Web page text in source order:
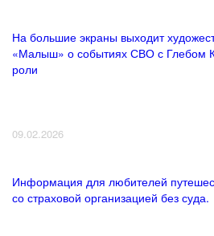
На большие экраны выходит
«Малыш» о событиях СВО с Глебом
роли
09.02.2026
Информация для любителей
со страховой организацией без суда.